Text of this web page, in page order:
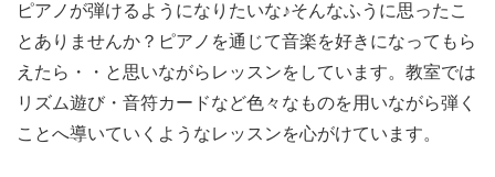
ピアノが弾けるようになりたいな♪そんなふうに思ったこ
とありませんか？ピアノを通じて音楽を好きになってもら
えたら・・と思いながらレッスンをしています。教室では
リズム遊び・音符カードなど色々なものを用いながら弾く
ことへ導いていくようなレッスンを心がけています。